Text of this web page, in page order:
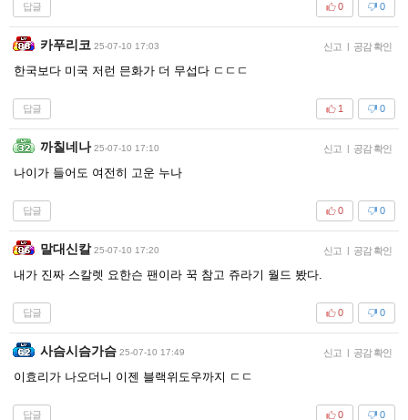
답글 0
0
카푸리코 25-07-10 17:03 신고 | 공감 확인
한국보다 미국 저런 믄화가 더 무섭다 ㄷㄷㄷ
답글 0
1
까칠네나 25-07-10 17:10 신고 | 공감 확인
나이가 들어도 여전히 고운 누나
답글 0
0
말대신칼 25-07-10 17:20 신고 | 공감 확인
내가 진짜 스칼렛 요한슨 팬이라 꾹 참고 쥬라기 월드 봤다.
답글 0
0
사슴시슴가슴 25-07-10 17:49 신고 | 공감 확인
이효리가 나오더니 이젠 블랙위도우까지 ㄷㄷ
답글 0
0